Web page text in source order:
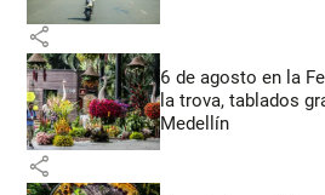
share
6 de agosto en la
la trova, tablados
Medellín
share